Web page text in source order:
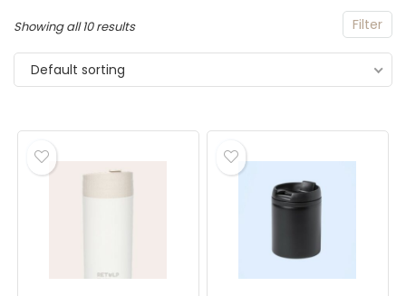
Filter
Showing all 10 results
Default sorting